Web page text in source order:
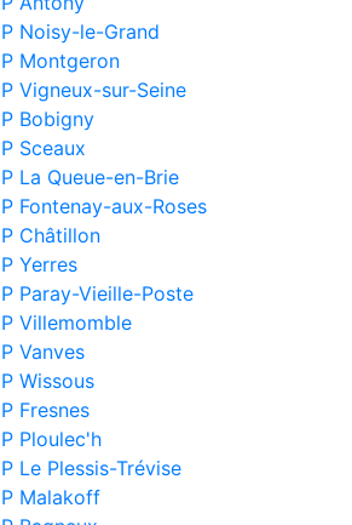
Noisy-le-Grand
Montgeron
Vigneux-sur-Seine
Bobigny
Sceaux
La Queue-en-Brie
Fontenay-aux-Roses
Châtillon
Yerres
Paray-Vieille-Poste
Villemomble
Vanves
Wissous
Fresnes
Ploulec'h
Le Plessis-Trévise
Malakoff